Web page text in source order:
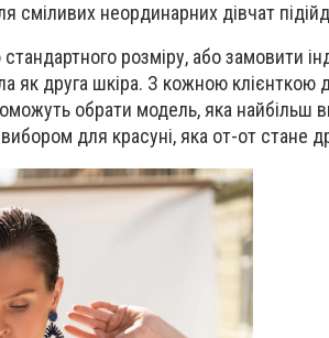
сміливих неординарних дівчат
розміру, або замовити
як друга шкіра. З кожною
обрати модель, яка найбільш
для красуні, яка от-от стане